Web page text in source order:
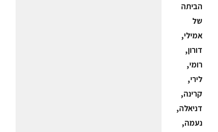
הביתה
של
אמילי,
דורון,
רומי,
לירי,
קרינה,
דניאלה,
נעמה,